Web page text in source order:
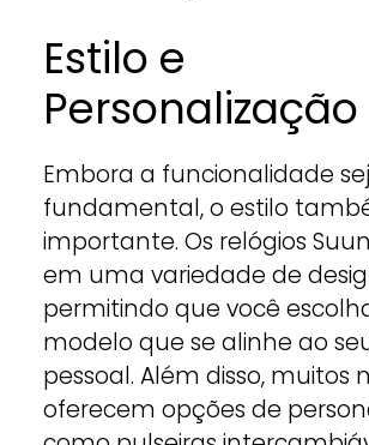
Estilo e
Personalização
Embora a funcionalidade
fundamental, o estilo
importante. Os relógios
em uma variedade de
permitindo que você
modelo que se alinhe ao
pessoal. Além disso, muitos
oferecem opções de